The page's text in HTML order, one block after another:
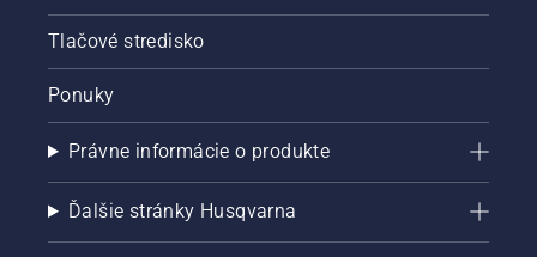
Tlačové stredisko
Ponuky
Právne informácie o produkte
Ďalšie stránky Husqvarna